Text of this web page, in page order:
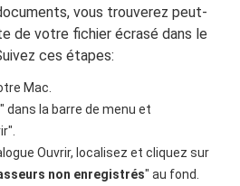
vous trouverez peut-
de votre fichier écrasé dans le
ces étapes:
Mac.
dans la barre de menu et
Ouvrir, localisez et cliquez sur
non enregistrés" au fond.